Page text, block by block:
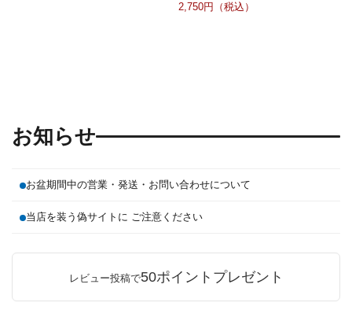
2,750
お知らせ
お盆期間中の営業・発送・お問い合わせについて
当店を装う偽サイトに ご注意ください
レビュー投稿で50ポイントプレゼント